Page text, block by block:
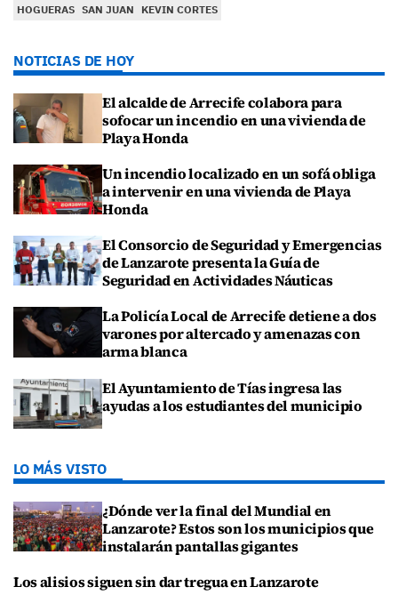
HOGUERAS SAN JUAN KEVIN CORTES
NOTICIAS DE HOY
El alcalde de Arrecife colabora para
sofocar un incendio en una vivienda de
Playa Honda
Un incendio localizado en un sofá obliga
a intervenir en una vivienda de Playa
Honda
El Consorcio de Seguridad y Emergencias
de Lanzarote presenta la Guía de
Seguridad en Actividades Náuticas
La Policía Local de Arrecife detiene a dos
varones por altercado y amenazas con
arma blanca
El Ayuntamiento de Tías ingresa las
ayudas a los estudiantes del municipio
LO MÁS VISTO
¿Dónde ver la final del Mundial en
Lanzarote? Estos son los municipios que
instalarán pantallas gigantes
Los alisios siguen sin dar tregua en Lanzarote